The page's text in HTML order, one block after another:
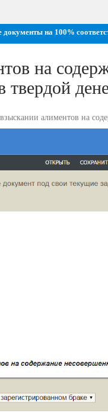
документы на 100%
на
твердой
алиментов на